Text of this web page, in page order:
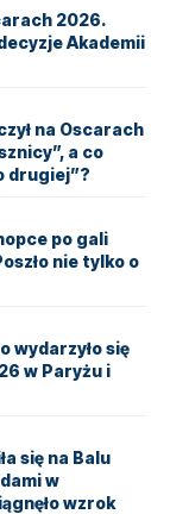
2026.
Akademii
na Oscarach
a co
drugiej”?
po gali
nie tylko o
wydarzyło się
w Paryżu i
się na Balu
w
wzrok